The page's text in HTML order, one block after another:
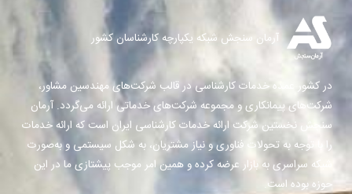
آرمان سنجش شبکه یکپارچه کارشناسان کشور
در کشور عمده خدمات کارشناسی در قالب شرکت‌های مهندسین مشاور،
شرکت‌های پیمانکاری و مجموعه شرکت‌های خدماتی ارائه می‌گردد. آرمان
سنجش نخستین شرکت ارائه خدمات کارشناسی ایران است که ارائه خدمات
را با توجه به تحولات فناوری و نیاز مشتریان، به شکل سیستمی و به‌صورت
شبکه سراسری به بازار عرضه کرده و همین امر موجب پیشتازی ما در این
حوزه بوده است.